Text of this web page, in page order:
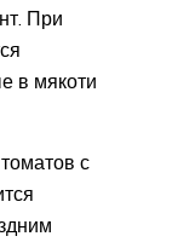
При
в мякоти
с